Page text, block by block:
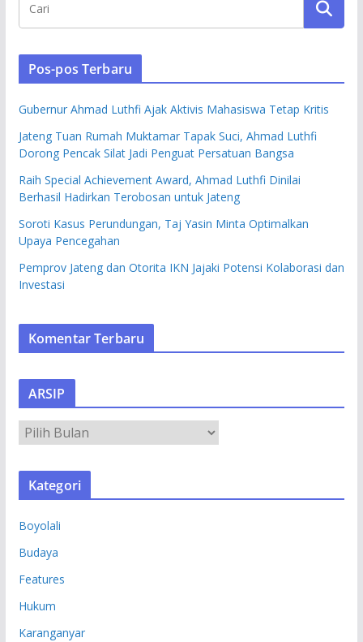
Pos-pos Terbaru
Gubernur Ahmad Luthfi Ajak Aktivis Mahasiswa Tetap Kritis
Jateng Tuan Rumah Muktamar Tapak Suci, Ahmad Luthfi
Dorong Pencak Silat Jadi Penguat Persatuan Bangsa
Raih Special Achievement Award, Ahmad Luthfi Dinilai
Berhasil Hadirkan Terobosan untuk Jateng
Soroti Kasus Perundungan, Taj Yasin Minta Optimalkan
Upaya Pencegahan
Pemprov Jateng dan Otorita IKN Jajaki Potensi Kolaborasi dan
Investasi
Komentar Terbaru
ARSIP
S
Kategori
Boyolali
Budaya
Features
Hukum
Karanganyar